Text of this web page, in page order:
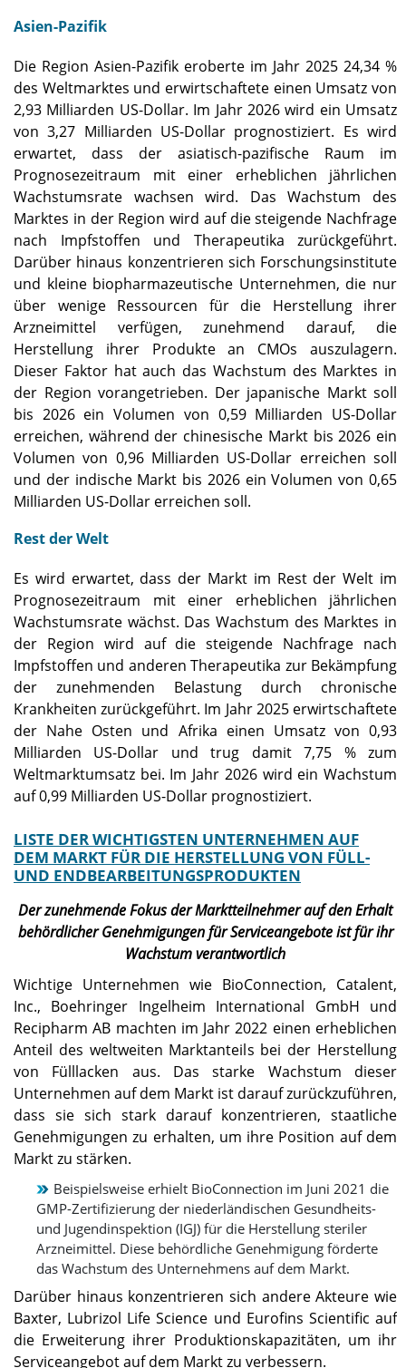
Asien-Pazifik
Die Region Asien-Pazifik eroberte im Jahr 2025 24,34 %
des Weltmarktes und erwirtschaftete einen Umsatz von
2,93 Milliarden US-Dollar. Im Jahr 2026 wird ein Umsatz
von 3,27 Milliarden US-Dollar prognostiziert. Es wird
erwartet, dass der asiatisch-pazifische Raum im
Prognosezeitraum mit einer erheblichen jährlichen
Wachstumsrate wachsen wird. Das Wachstum des
Marktes in der Region wird auf die steigende Nachfrage
nach Impfstoffen und Therapeutika zurückgeführt.
Darüber hinaus konzentrieren sich Forschungsinstitute
und kleine biopharmazeutische Unternehmen, die nur
über wenige Ressourcen für die Herstellung ihrer
Arzneimittel verfügen, zunehmend darauf, die
Herstellung ihrer Produkte an CMOs auszulagern.
Dieser Faktor hat auch das Wachstum des Marktes in
der Region vorangetrieben. Der japanische Markt soll
bis 2026 ein Volumen von 0,59 Milliarden US-Dollar
erreichen, während der chinesische Markt bis 2026 ein
Volumen von 0,96 Milliarden US-Dollar erreichen soll
und der indische Markt bis 2026 ein Volumen von 0,65
Milliarden US-Dollar erreichen soll.
Rest der Welt
Es wird erwartet, dass der Markt im Rest der Welt im
Prognosezeitraum mit einer erheblichen jährlichen
Wachstumsrate wächst. Das Wachstum des Marktes in
der Region wird auf die steigende Nachfrage nach
Impfstoffen und anderen Therapeutika zur Bekämpfung
der zunehmenden Belastung durch chronische
Krankheiten zurückgeführt. Im Jahr 2025 erwirtschaftete
der Nahe Osten und Afrika einen Umsatz von 0,93
Milliarden US-Dollar und trug damit 7,75 % zum
Weltmarktumsatz bei. Im Jahr 2026 wird ein Wachstum
auf 0,99 Milliarden US-Dollar prognostiziert.
LISTE DER WICHTIGSTEN UNTERNEHMEN AUF
DEM MARKT FÜR DIE HERSTELLUNG VON FÜLL-
UND ENDBEARBEITUNGSPRODUKTEN
Der zunehmende Fokus der Marktteilnehmer auf den Erhalt
behördlicher Genehmigungen für Serviceangebote ist für ihr
Wachstum verantwortlich
Wichtige Unternehmen wie BioConnection, Catalent,
Inc., Boehringer Ingelheim International GmbH und
Recipharm AB machten im Jahr 2022 einen erheblichen
Anteil des weltweiten Marktanteils bei der Herstellung
von Fülllacken aus. Das starke Wachstum dieser
Unternehmen auf dem Markt ist darauf zurückzuführen,
dass sie sich stark darauf konzentrieren, staatliche
Genehmigungen zu erhalten, um ihre Position auf dem
Markt zu stärken.
Beispielsweise erhielt BioConnection im Juni 2021 die
GMP-Zertifizierung der niederländischen Gesundheits-
und Jugendinspektion (IGJ) für die Herstellung steriler
Arzneimittel. Diese behördliche Genehmigung förderte
das Wachstum des Unternehmens auf dem Markt.
Darüber hinaus konzentrieren sich andere Akteure wie
Baxter, Lubrizol Life Science und Eurofins Scientific auf
die Erweiterung ihrer Produktionskapazitäten, um ihr
Serviceangebot auf dem Markt zu verbessern.